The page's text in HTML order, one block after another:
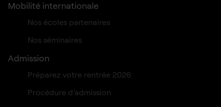
Mobilité internationale
Nos écoles partenaires
Nos séminaires
Admission
Préparez votre rentrée 2026
Procédure d’admission